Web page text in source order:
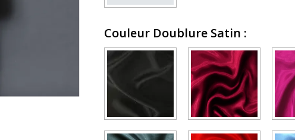
Couleur Doublure Satin :